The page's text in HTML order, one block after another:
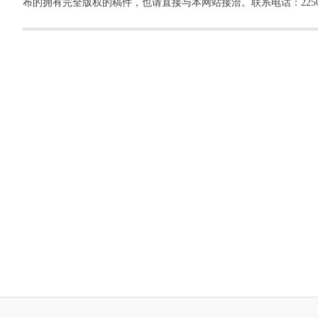
布的拥有完全版权的稿件，也请直接与本网站接洽。联系电话：